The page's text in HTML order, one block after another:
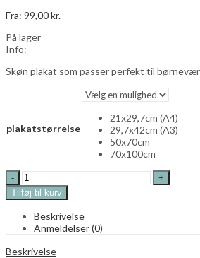
Fra: 99,00kr.
På lager
Info:
Skøn plakat som passer perfekt til
plakatstørrelse
21x29,7cm (A4)
29,7x42cm (A3)
50x70cm
70x100cm
The
stars
are
calling
me
quantity
Tilføj til kurv
Beskrivelse
Anmeldelser (0)
Beskrivelse